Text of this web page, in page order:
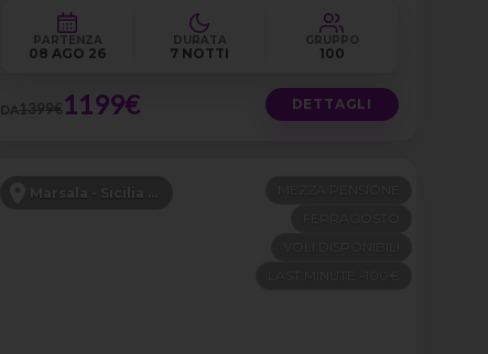
PARTENZA
08 AGO 26
DURATA
7 NOTTI
GRUPPO
100
DA1399€1199€ DETTAGLI
Marsala - Sicilia Occidentale